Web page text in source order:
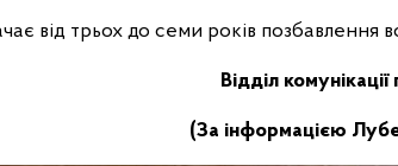
від трьох до семи років позбавлення
Відділ комунікації
(За інформацією